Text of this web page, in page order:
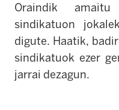
Oraindik
sindikatuon
digute. Haatik,
sindikatuok ezer
jarrai dezagun.